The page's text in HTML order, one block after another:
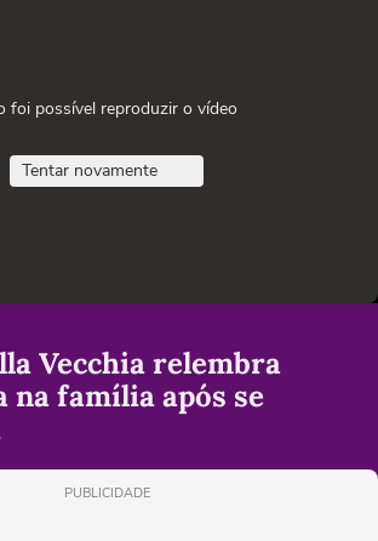
foi possível reproduzir o vídeo
Tentar novamente
Vecchia relembra
na família após se
PUBLICIDADE